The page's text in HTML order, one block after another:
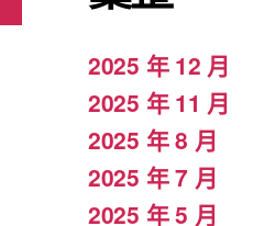
2025 年 12 月
2025 年 11 月
2025 年 8 月
2025 年 7 月
2025 年 5 月